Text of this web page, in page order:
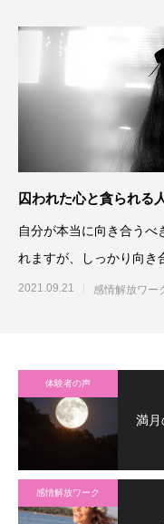
囚われた心と貪られる
自分が本当に向き合うべ
れますが、しっかり向き
っこは深くなります。自
2021.09.21 感情解放ワー
体験者の声
満月
感情解放ワーク